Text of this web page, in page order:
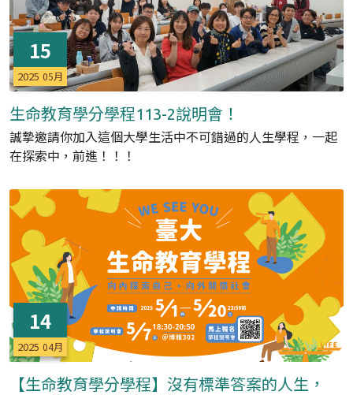
15
2025 05月
生命教育學分學程113-2說明會！
誠摯邀請你加入這個大學生活中不可錯過的人生學程，一起
在探索中，前進！！！
14
2025 04月
【生命教育學分學程】沒有標準答案的人生，